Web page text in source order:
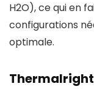
H2O), ce qui en
configurations
optimale.
Thermalright